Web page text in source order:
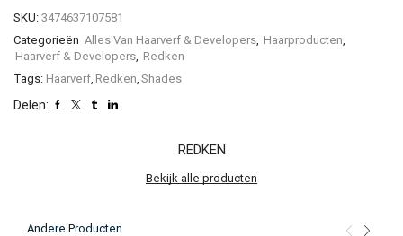
SKU: 3474637107581
Categorieën Alles Van Haarverf & Developers Haarproducten
Haarverf & Developers Redken
Tags: Haarverf Redken Shades
Delen:
REDKEN
Bekijk alle producten
Andere Producten